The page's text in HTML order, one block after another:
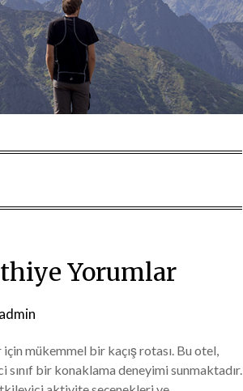
Yorumlar
admin
mükemmel bir kaçış rotası. Bu otel,
bir konaklama deneyimi sunmaktadır.